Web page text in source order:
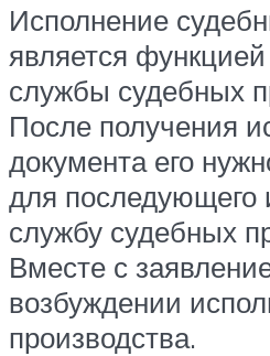
Исполнение
является
службы судебных
После получения
документа его
для последующего
службу судебных
Вместе с
возбуждении
производства.